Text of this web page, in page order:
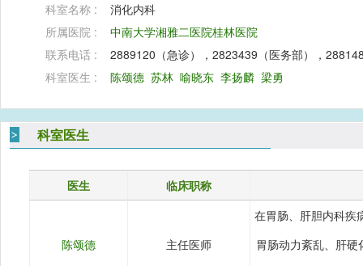
科室名称 :
消化内科
所属医院 :
中南大学湘雅二医院桂林医院
联系电话 :
2889120（急诊），2823439（医务部），
科室医生 :
陈颂德 苏林 喻晓东 李扬麟 梁勇
科室医生
医生 临床职称
陈颂德 主任医师
在胃肠、肝胆内科疾
胃肠动力紊乱、肝